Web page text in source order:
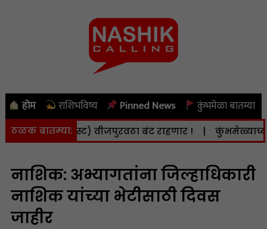
होम राशिभविष्य Pinned News कुंभमेळा बातम्या
ठळक बातम्या:
(दि. 8 ऑगस्ट) वीजपुरवठा बंद राहणार ! | कुंभमेळ्याच्या
नाशिक: अभ्यागतांना जिल्हाधिकारी
नाशिक यांच्या भेटीसाठी दिवस
जाहीर